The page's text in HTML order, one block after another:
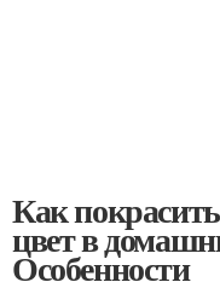
Как
цвет в
Особенности